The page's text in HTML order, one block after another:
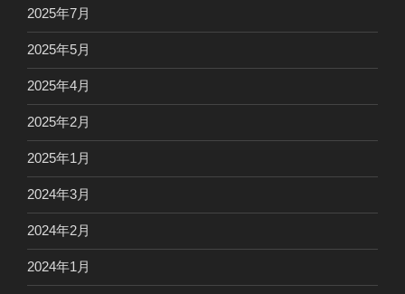
2025年7月
2025年5月
2025年4月
2025年2月
2025年1月
2024年3月
2024年2月
2024年1月